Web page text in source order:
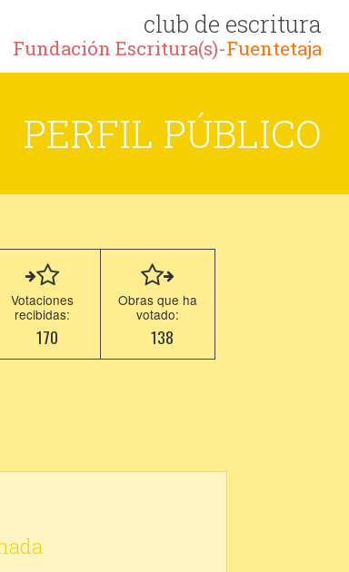
club de escritura
Fundación Escritura(s)-Fuentetaja
PERFIL PÚBLICO
Votaciones
recibidas:
170
Obras que ha
votado:
138